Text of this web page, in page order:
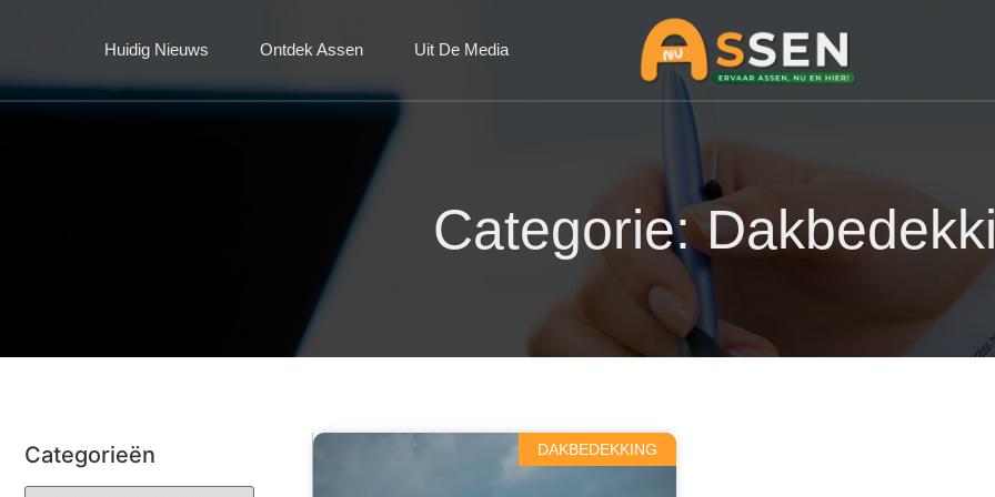
Huidig Nieuws Ontdek Assen Uit De Media
Categorie:
Categorieën DAKBEDEKKING